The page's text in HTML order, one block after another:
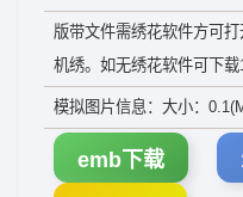
版带文件需绣花软件方可
机绣。如无绣花软件可下载
模拟图片信息：大小：
emb下载